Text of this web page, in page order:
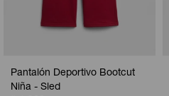
Pantalón Deportivo Bootcut
Niña - Sled